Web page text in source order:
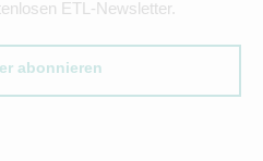
ETL-Newsletter.
abonnieren